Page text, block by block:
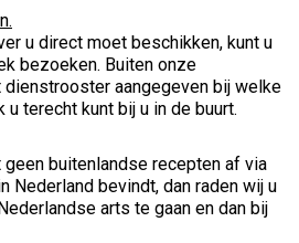
u direct moet beschikken, kunt u
bezoeken. Buiten onze
aangegeven bij welke
terecht kunt bij u in de buurt.
geen buitenlandse recepten af via
Nederland bevindt, dan raden wij u
arts te gaan en dan bij